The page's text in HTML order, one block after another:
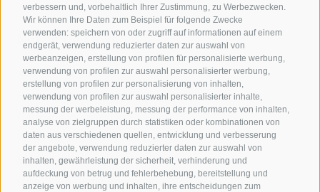
verbessern und, vorbehaltlich Ihrer Zustimmung, zu Werbezwecken.
Wir können Ihre Daten zum Beispiel für folgende Zwecke
verwenden: speichern von oder zugriff auf informationen auf einem
endgerät, verwendung reduzierter daten zur auswahl von
werbeanzeigen, erstellung von profilen für personalisierte werbung,
verwendung von profilen zur auswahl personalisierter werbung,
erstellung von profilen zur personalisierung von inhalten,
verwendung von profilen zur auswahl personalisierter inhalte,
messung der werbeleistung, messung der performance von inhalten,
analyse von zielgruppen durch statistiken oder kombinationen von
daten aus verschiedenen quellen, entwicklung und verbesserung
der angebote, verwendung reduzierter daten zur auswahl von
inhalten, gewährleistung der sicherheit, verhinderung und
aufdeckung von betrug und fehlerbehebung, bereitstellung und
anzeige von werbung und inhalten, ihre entscheidungen zum
Nützliche Links
Alle Unterkünfte
Hotels in Jenesien
Camping in Jenesien
Ferienwohnungen in Jenesien
B&B - Gästezimmervermieter
Urlaub auf dem Bauernhof